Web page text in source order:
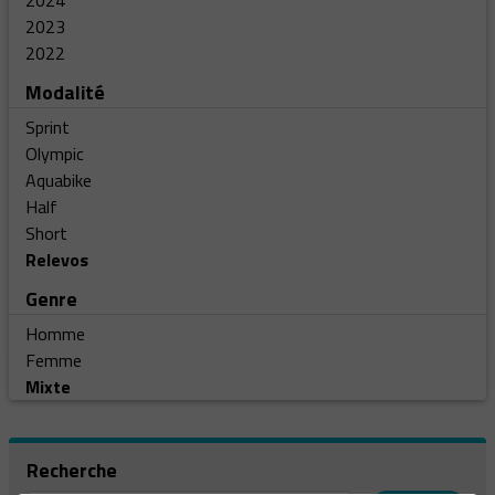
2023
2022
Modalité
Sprint
Olympic
Aquabike
Half
Short
Relevos
Genre
Homme
Femme
Mixte
Recherche